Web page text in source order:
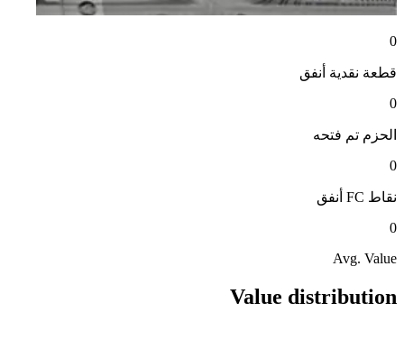
0
قطعة نقدية أنفق
0
الحزم تم فتحه
0
نقاط FC
أنفق
0
Avg. Value
Value distribution